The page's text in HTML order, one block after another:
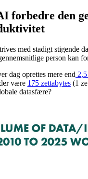
forbedre den
med stadigt stigende
person kan
dag oprettes mere end
være 175 zettabytes (1
datasfære?